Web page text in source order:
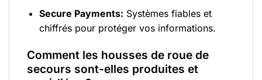
Secure Payments: Systèmes fiables et
chiffrés pour protéger vos informations.
Comment les housses de roue de
secours sont-elles produites et